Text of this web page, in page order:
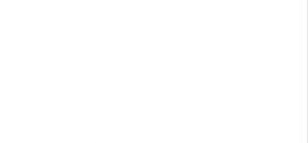
statistiek